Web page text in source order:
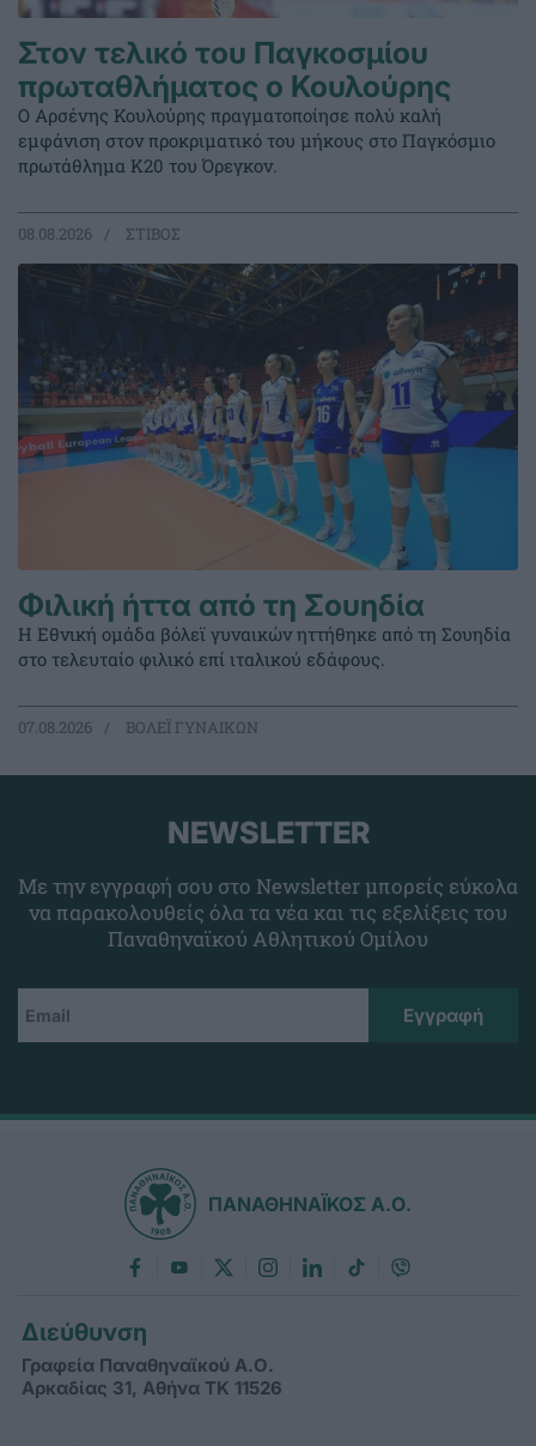
Στον τελικό του Παγκοσμίου
πρωταθλήματος ο Κουλούρης
Ο Αρσένης Κουλούρης πραγματοποίησε πολύ καλή
εμφάνιση στον προκριματικό του μήκους στο Παγκόσμιο
πρωτάθλημα Κ20 του Όρεγκον.
08.08.2026 ΣΤΙΒΟΣ
Φιλική ήττα από τη Σουηδία
Η Εθνική ομάδα βόλεϊ γυναικών ηττήθηκε από τη Σουηδία
στο τελευταίο φιλικό επί ιταλικού εδάφους.
07.08.2026 ΒΟΛΕΪ ΓΥΝΑΙΚΩΝ
NEWSLETTER
Με την εγγραφή σου στο Newsletter μπορείς εύκολα
να παρακολουθείς όλα τα νέα και τις εξελίξεις του
Παναθηναϊκού Αθλητικού Ομίλου
ΠΑΝΑΘΗΝΑΪΚΟΣ Α.Ο.
Διεύθυνση
Γραφεία Παναθηναϊκού Α.Ο.
Αρκαδίας 31, Αθήνα ΤΚ 11526